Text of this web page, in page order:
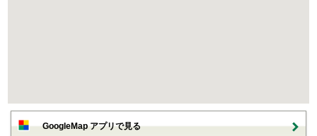
GoogleMap アプリで見る